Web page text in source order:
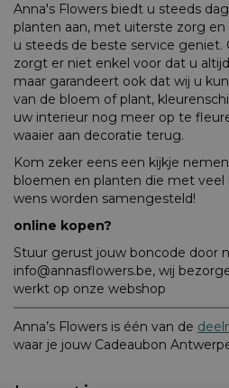
Anna's Flowers biedt u steeds
planten aan, met uiterste zorg
u steeds de beste service geniet.
zorgt er niet enkel voor dat u
maar garandeert ook dat wij u
van de bloem of plant,
uw interieur nog meer op te
waaier aan decoratie terug.
Kom zeker eens een kijkje
bloemen en planten die met veel
wens worden samengesteld!
online kopen?
Stuur gerust jouw boncode door
info@annasflowers.be, wij
werkt op onze webshop
Anna’s Flowers is één van de
waar je jouw Cadeaubon